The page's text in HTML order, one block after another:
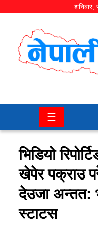
शनिबार,
समाज/
चितवन
कला/
मनोरञ्जन
अर्थ/
बजार
☰
भिडियो
खेपेर पक्राउ
देउजा अन्तत:
स्टाटस